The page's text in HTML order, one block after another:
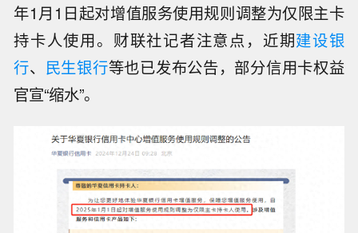
年1月1日起对增值服务使用规则调整为仅限主卡
持卡人使用。财联社记者注意点，近期建设银
行、 民生银行等也已发布公告，部分信用卡权益
官宣“缩水”。